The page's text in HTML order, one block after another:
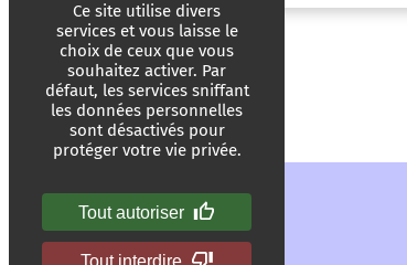
Ce site utilise divers
services et vous laisse le
choix de ceux que vous
souhaitez activer. Par
défaut, les services sniffant
les données personnelles
sont désactivés pour
protéger votre vie privée.
Tout autoriser
Tout interdire